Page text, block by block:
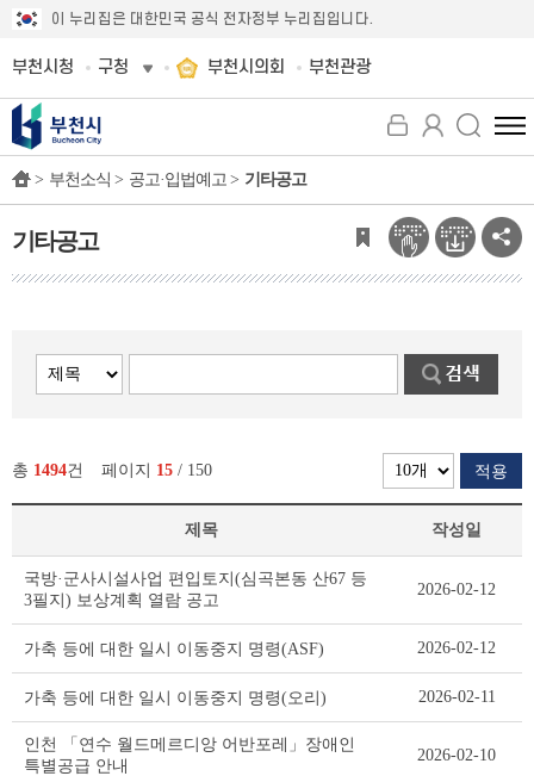
이 누리집은 대한민국 공식 전자정부 누리집입니다.
부천시청 구청 부천시의회 부천관광
전
체
뉴
보
기
> 부천소식 > 공고·입법예고 > 기타공고
기타공고
총 1494건 페이지 15 / 150 적용
기
타
고
스
테
이
제목 작성일
국방·군사시설사업 편입토지(심곡본동 산67 등
3필지) 보상계획 열람 공고
2026-02-12
가축 등에 대한 일시 이동중지 명령(ASF) 2026-02-12
가축 등에 대한 일시 이동중지 명령(오리) 2026-02-11
인천 「연수 월드메르디앙 어반포레」장애인
특별공급 안내
2026-02-10